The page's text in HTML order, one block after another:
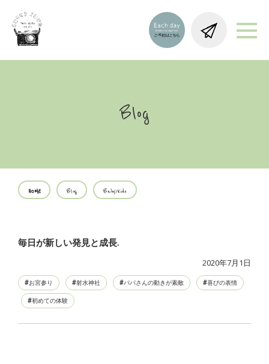
Blog
HOME Blog Baby/Kids
毎日が新しい発見と成長.
2020年7月1日
お宮参り 射水神社 パパさんの動きが素敵 喜びの表情
初めての体験